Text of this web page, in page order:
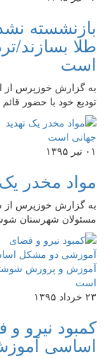
بازنشسته
طلا بسازند/
است
به گزارش خوزپرس از
تودیع خود با حضور
۰۱ تیر ۱۳۹۵
مواد مخدر
به گزارش خوزپرس از
مسئولان شهرستان
۲۳ خرداد ۱۳۹۵
کمبود نیرو
اساسی